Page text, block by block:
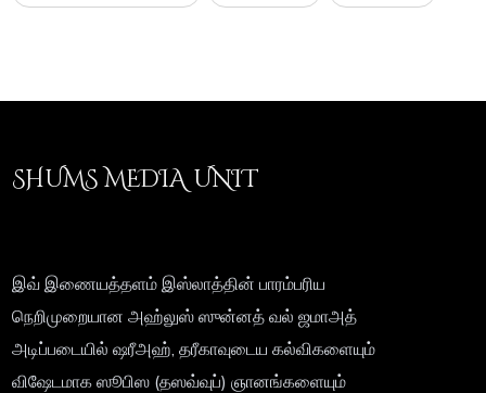
SHUMS MEDIA UNIT
இவ் இணையத்தளம் இஸ்லாத்தின் பாரம்பரிய
நெறிமுறையான அஹ்லுஸ் ஸுன்னத் வல் ஜமாஅத்
அடிப்படையில் ஷரீஅஹ், தரீகாவுடைய கல்விகளையும்
விஷேடமாக ஸூபிஸ (தஸவ்வுப்) ஞானங்களையும்